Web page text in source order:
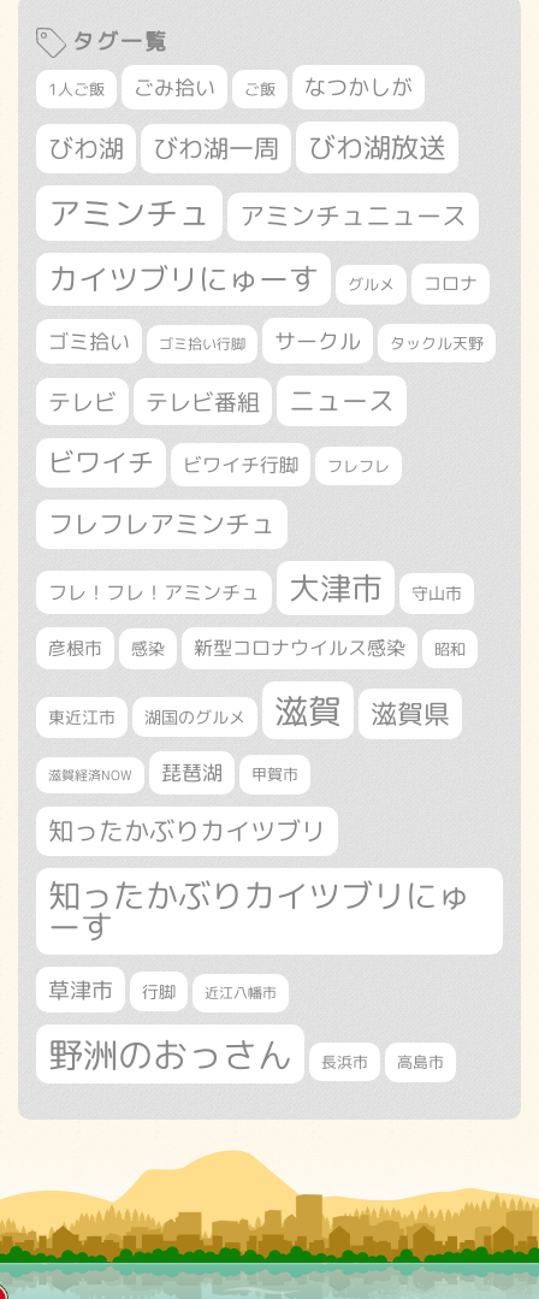
タグ一覧
1人ご飯 ごみ拾い ご飯 なつかしが
びわ湖 びわ湖一周 びわ湖放送
アミンチュ アミンチュニュース
カイツブリにゅーす グルメ コロナ
ゴミ拾い ゴミ拾い行脚 サークル タックル天野
テレビ テレビ番組 ニュース
ビワイチ ビワイチ行脚 フレフレ
フレフレアミンチュ
フレ！フレ！アミンチュ 大津市 守山市
彦根市 感染 新型コロナウイルス感染 昭和
東近江市 湖国のグルメ 滋賀 滋賀県
滋賀経済NOW 琵琶湖 甲賀市
知ったかぶりカイツブリ
知ったかぶりカイツブリにゅ
ーす
草津市 行脚 近江八幡市
野洲のおっさん 長浜市 高島市